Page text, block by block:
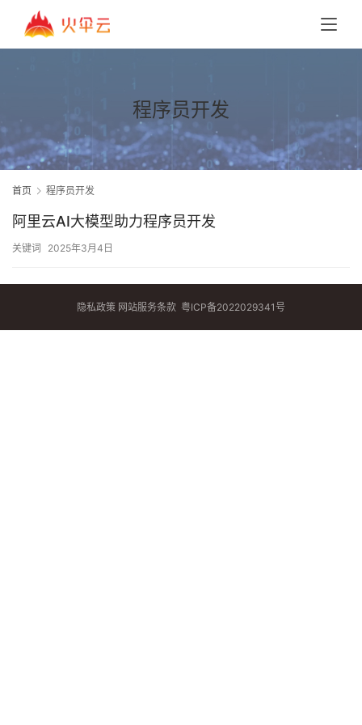
程序员开发
首页 程序员开发
阿里云AI大模型助力程序员开发
关键词 2025年3月4日
隐私政策 网站服务条款 粤ICP备2022029341号